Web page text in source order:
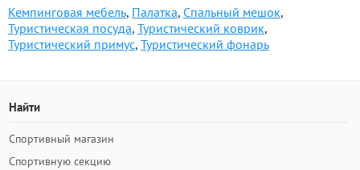
Кемпинговая мебель, Палатка, Спальный мешок,
Туристическая посуда, Туристический коврик,
Туристический примус, Туристический фонарь
Найти
Спортивный магазин
Спортивную секцию